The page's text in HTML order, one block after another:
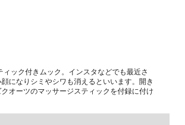
ック付きムック。インスタなどでも最近さ
になりシミやシワも消えるといいます。開き
オーツのマッサージスティックを付録に付け